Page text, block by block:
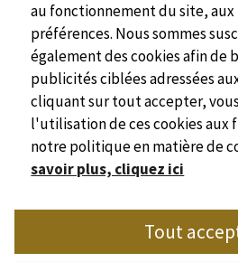
Site
Syndicat de l'Hôtellerie de
Place Marc Busson -
au fonctionnement du site,
préférences. Nous sommes
également des cookies afin de
publicités ciblées adressées
cliquant sur tout accepter,
l'utilisation de ces cookies aux
notre politique en matière de
savoir plus, cliquez ici
Tout